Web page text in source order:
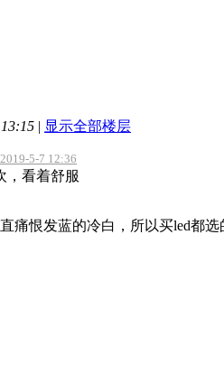
| 显示全部楼层
5-7 12:36
，看着舒服
痛恨发蓝的冷白，所以买led都